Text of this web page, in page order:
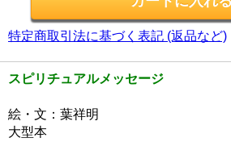
特定商取引法に基づく表記 (返品など)
スピリチュアルメッセージ
絵・文：葉祥明
大型本